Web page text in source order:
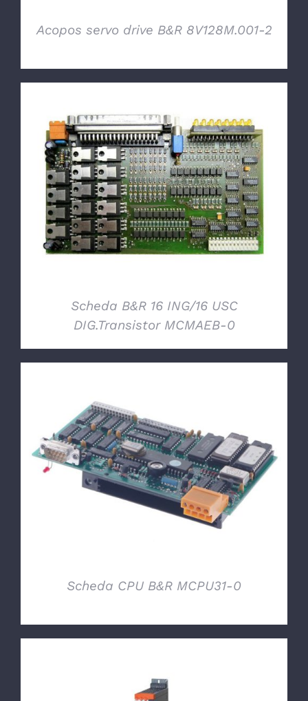
Acopos servo drive B&R 8V128M.001-2
DETTAGLI
Scheda B&R 16 ING/16 USC
DIG.Transistor MCMAEB-0
DETTAGLI
Scheda CPU B&R MCPU31-0